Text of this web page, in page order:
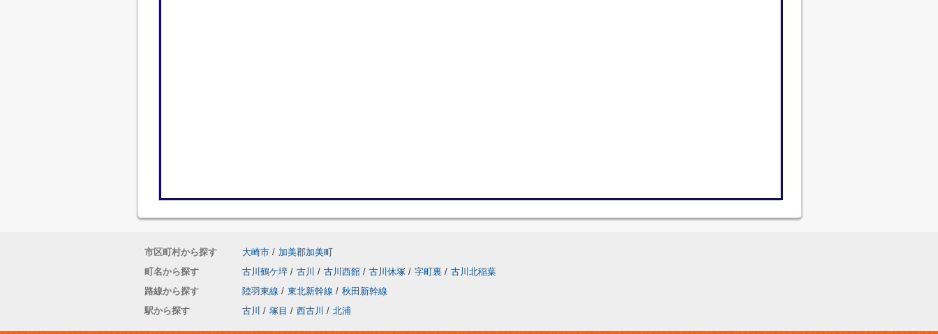
市区町村から探す 大崎市 / 加美郡加美町
町名から探す
古川鶴ケ埣 / 古川 / 古川西館 / 古川休塚 / 字町裏 / 古川北稲葉
路線から探す
陸羽東線 / 東北新幹線 / 秋田新幹線
駅から探す
古川 / 塚目 / 西古川 / 北浦